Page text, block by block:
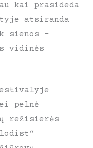
kai prasideda
atsiranda
sienos –
vidinės
pelnė
režisierės